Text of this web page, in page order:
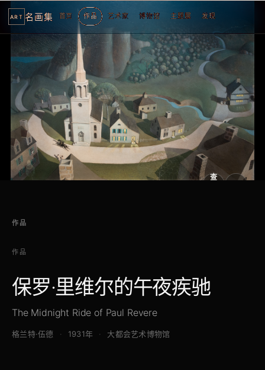
ART 名画集 首页 作品 艺术家 博物馆 主题展 发现
查
作品
作品
保罗·里维尔的午夜疾驰
The Midnight Ride of Paul Revere
格兰特·伍德 1931年 大都会艺术博物馆